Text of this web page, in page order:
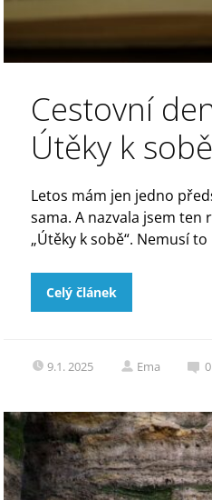
Cestovní
Útěky k sobě
Letos mám jen jedno
sama. A nazvala jsem
„Útěky k sobě“. Nemusí to
Celý článek
9.1. 2025 Ema 0